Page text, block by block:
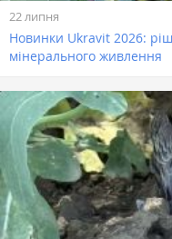
22 липня
Новинки Ukravit 2026:
мінерального живлення